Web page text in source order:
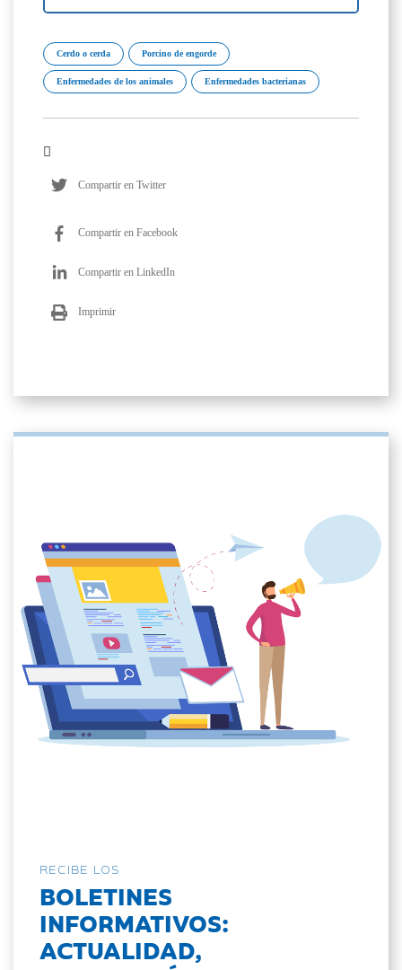
Cerdo o cerda Porcino de engorde
Enfermedades de los animales Enfermedades bacterianas
Compartir en Twitter
Compartir en Facebook
Compartir en LinkedIn
Imprimir
RECIBE LOS
BOLETINES
INFORMATIVOS:
ACTUALIDAD,